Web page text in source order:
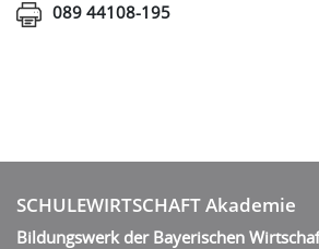
089 44108-195
SCHULEWIRTSCHAFT Akademie
Bildungswerk der Bayerischen